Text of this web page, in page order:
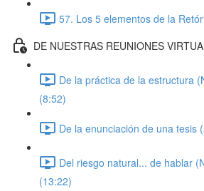
57. Los 5 elementos de la
DE NUESTRAS REUNIONES
De la práctica de la estructura
(8:52)
De la enunciación de una tesis
Del riesgo natural... de hablar
(13:22)